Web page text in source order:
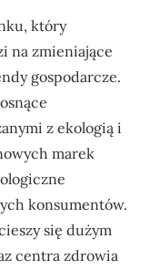
który
na zmieniające
gospodarcze.
z ekologią i
marek
konsumentów.
się dużym
centra zdrowia